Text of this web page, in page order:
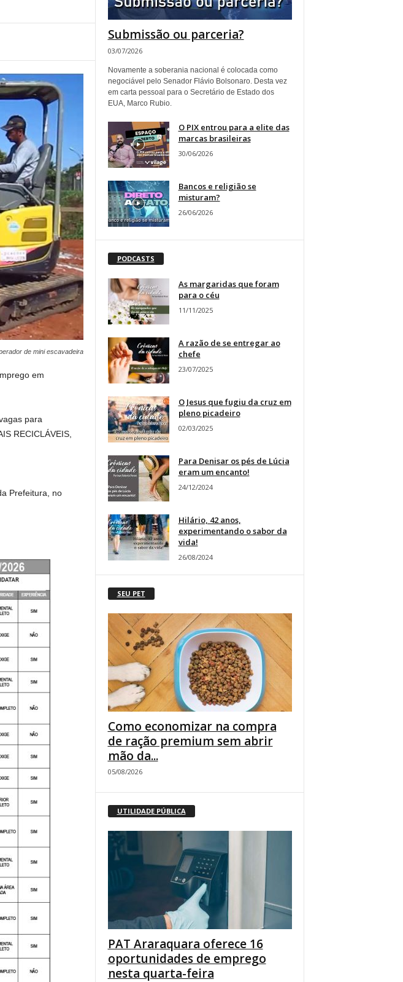
de mini escavadeira
em
para
RECICLÁVEIS,
Prefeitura, no
Submissão ou parceria?
03/07/2026
Novamente a soberania nacional é colocada como
negociável pelo Senador Flávio Bolsonaro. Desta vez
em carta pessoal para o Secretário de Estado dos
EUA, Marco Rubio.
O PIX entrou para a elite das
marcas brasileiras
30/06/2026
Bancos e religião se
misturam?
26/06/2026
PODCASTS
As margaridas que foram
para o céu
11/11/2025
A razão de se entregar ao
chefe
23/07/2025
O Jesus que fugiu da cruz em
pleno picadeiro
02/03/2025
Para Denisar os pés de Lúcia
eram um encanto!
24/12/2024
Hilário, 42 anos,
experimentando o sabor da
vida!
26/08/2024
SEU PET
Como economizar na compra
de ração premium sem abrir
mão da...
05/08/2026
UTILIDADE PÚBLICA
PAT Araraquara oferece 16
oportunidades de emprego
nesta quarta-feira